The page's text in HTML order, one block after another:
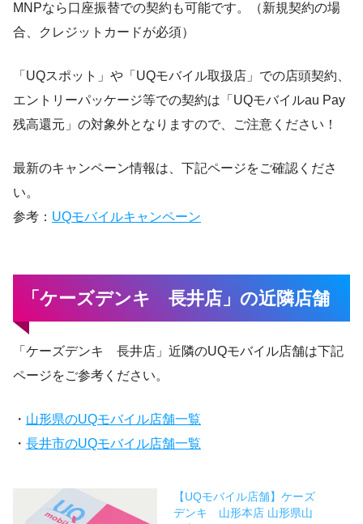
MNPなら口座振替での契約も可能です。（新規契約の場
合、クレジットカードが必須）
「UQスポット」や「UQモバイル取扱店」での店頭契約、
エントリーパッケージ等での契約は「UQモバイルau Pay
残高還元」の対象外となりますので、ご注意ください！
最新のキャンペーン情報は、下記ページをご確認くださ
い。
参考： UQモバイルキャンペーン
「ケーズデンキ 長井店」の近隣店舗
「ケーズデンキ 長井店」近隣のUQモバイル店舗は下記
ページをご参考ください。
・ 山形県のUQモバイル店舗一覧
・ 長井市のUQモバイル店舗一覧
【UQモバイル店舗】ケーズ
デンキ 山形本店 山形県山